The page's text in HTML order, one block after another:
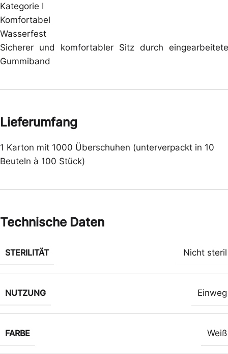
Kategorie I
Komfortabel
Wasserfest
Sicherer und komfortabler Sitz durch
Gummiband
Lieferumfang
1 Karton mit 1000 Überschuhen (unterverpackt in 10
Beuteln à 100 Stück)
Technische Daten
STERILITÄT Nicht steril
NUTZUNG Einweg
FARBE Weiß